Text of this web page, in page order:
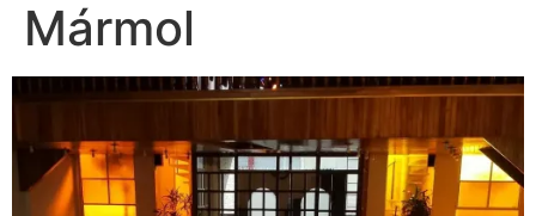
Mármol